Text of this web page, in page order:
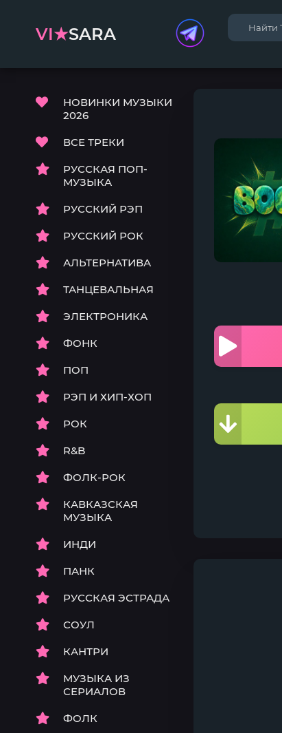
VI★SARA
НОВИНКИ МУЗЫКИ
2026
ВСЕ ТРЕКИ
РУССКАЯ ПОП-
МУЗЫКА
РУССКИЙ РЭП
РУССКИЙ РОК
АЛЬТЕРНАТИВА
ТАНЦЕВАЛЬНАЯ
ЭЛЕКТРОНИКА
ФОНК
ПОП
РЭП И ХИП-ХОП
РОК
R&B
ФОЛК-РОК
КАВКАЗСКАЯ
МУЗЫКА
ИНДИ
ПАНК
РУССКАЯ ЭСТРАДА
СОУЛ
КАНТРИ
МУЗЫКА ИЗ
СЕРИАЛОВ
ФОЛК